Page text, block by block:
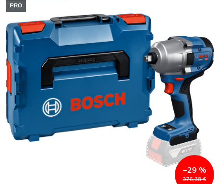
PRO
376,38 €
–29 %